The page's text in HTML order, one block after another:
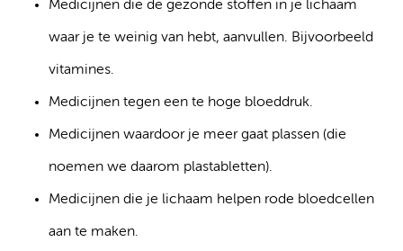
Medicijnen die de gezonde stoffen in je lichaam
waar je te weinig van hebt, aanvullen. Bijvoorbeeld
vitamines.
Medicijnen tegen een te hoge bloeddruk.
Medicijnen waardoor je meer gaat plassen (die
noemen we daarom plastabletten).
Medicijnen die je lichaam helpen rode bloedcellen
aan te maken.